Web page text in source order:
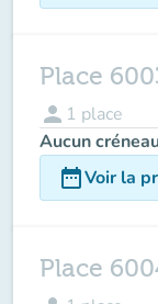
Place
person 1 place
Aucun
date_rangeVoir la
Place